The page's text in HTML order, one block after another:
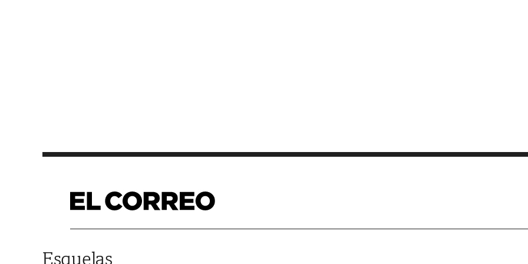
Esquelas